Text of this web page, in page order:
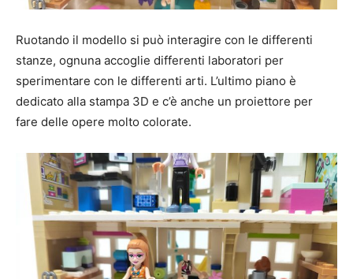
Ruotando il modello si può interagire con le differenti
stanze, ognuna accoglie differenti laboratori per
sperimentare con le differenti arti. L’ultimo piano è
dedicato alla stampa 3D e c’è anche un proiettore per
fare delle opere molto colorate.